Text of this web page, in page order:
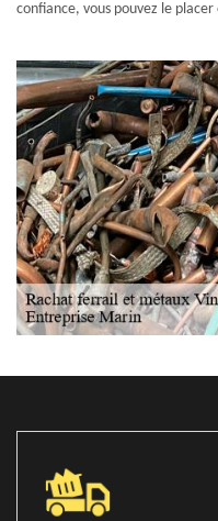
confiance, vous pouvez le